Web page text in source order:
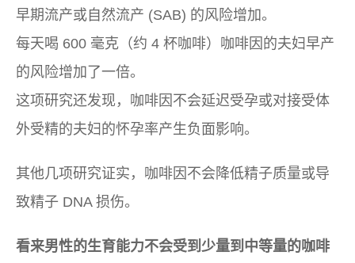
早期流产或自然流产 (SAB) 的风险增加。
每天喝 600 毫克（约 4 杯咖啡）咖啡因的夫妇早产
的风险增加了一倍。
这项研究还发现，咖啡因不会延迟受孕或对接受体
外受精的夫妇的怀孕率产生负面影响。
其他几项研究证实，咖啡因不会降低精子质量或导
致精子 DNA 损伤。
看来男性的生育能力不会受到少量到中等量的咖啡